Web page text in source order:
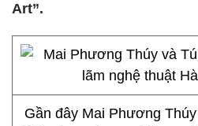
Art”.
Gần đây Mai Phương